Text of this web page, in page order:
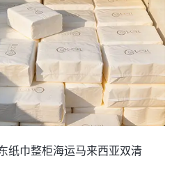
纸巾整柜海运马来西亚双清